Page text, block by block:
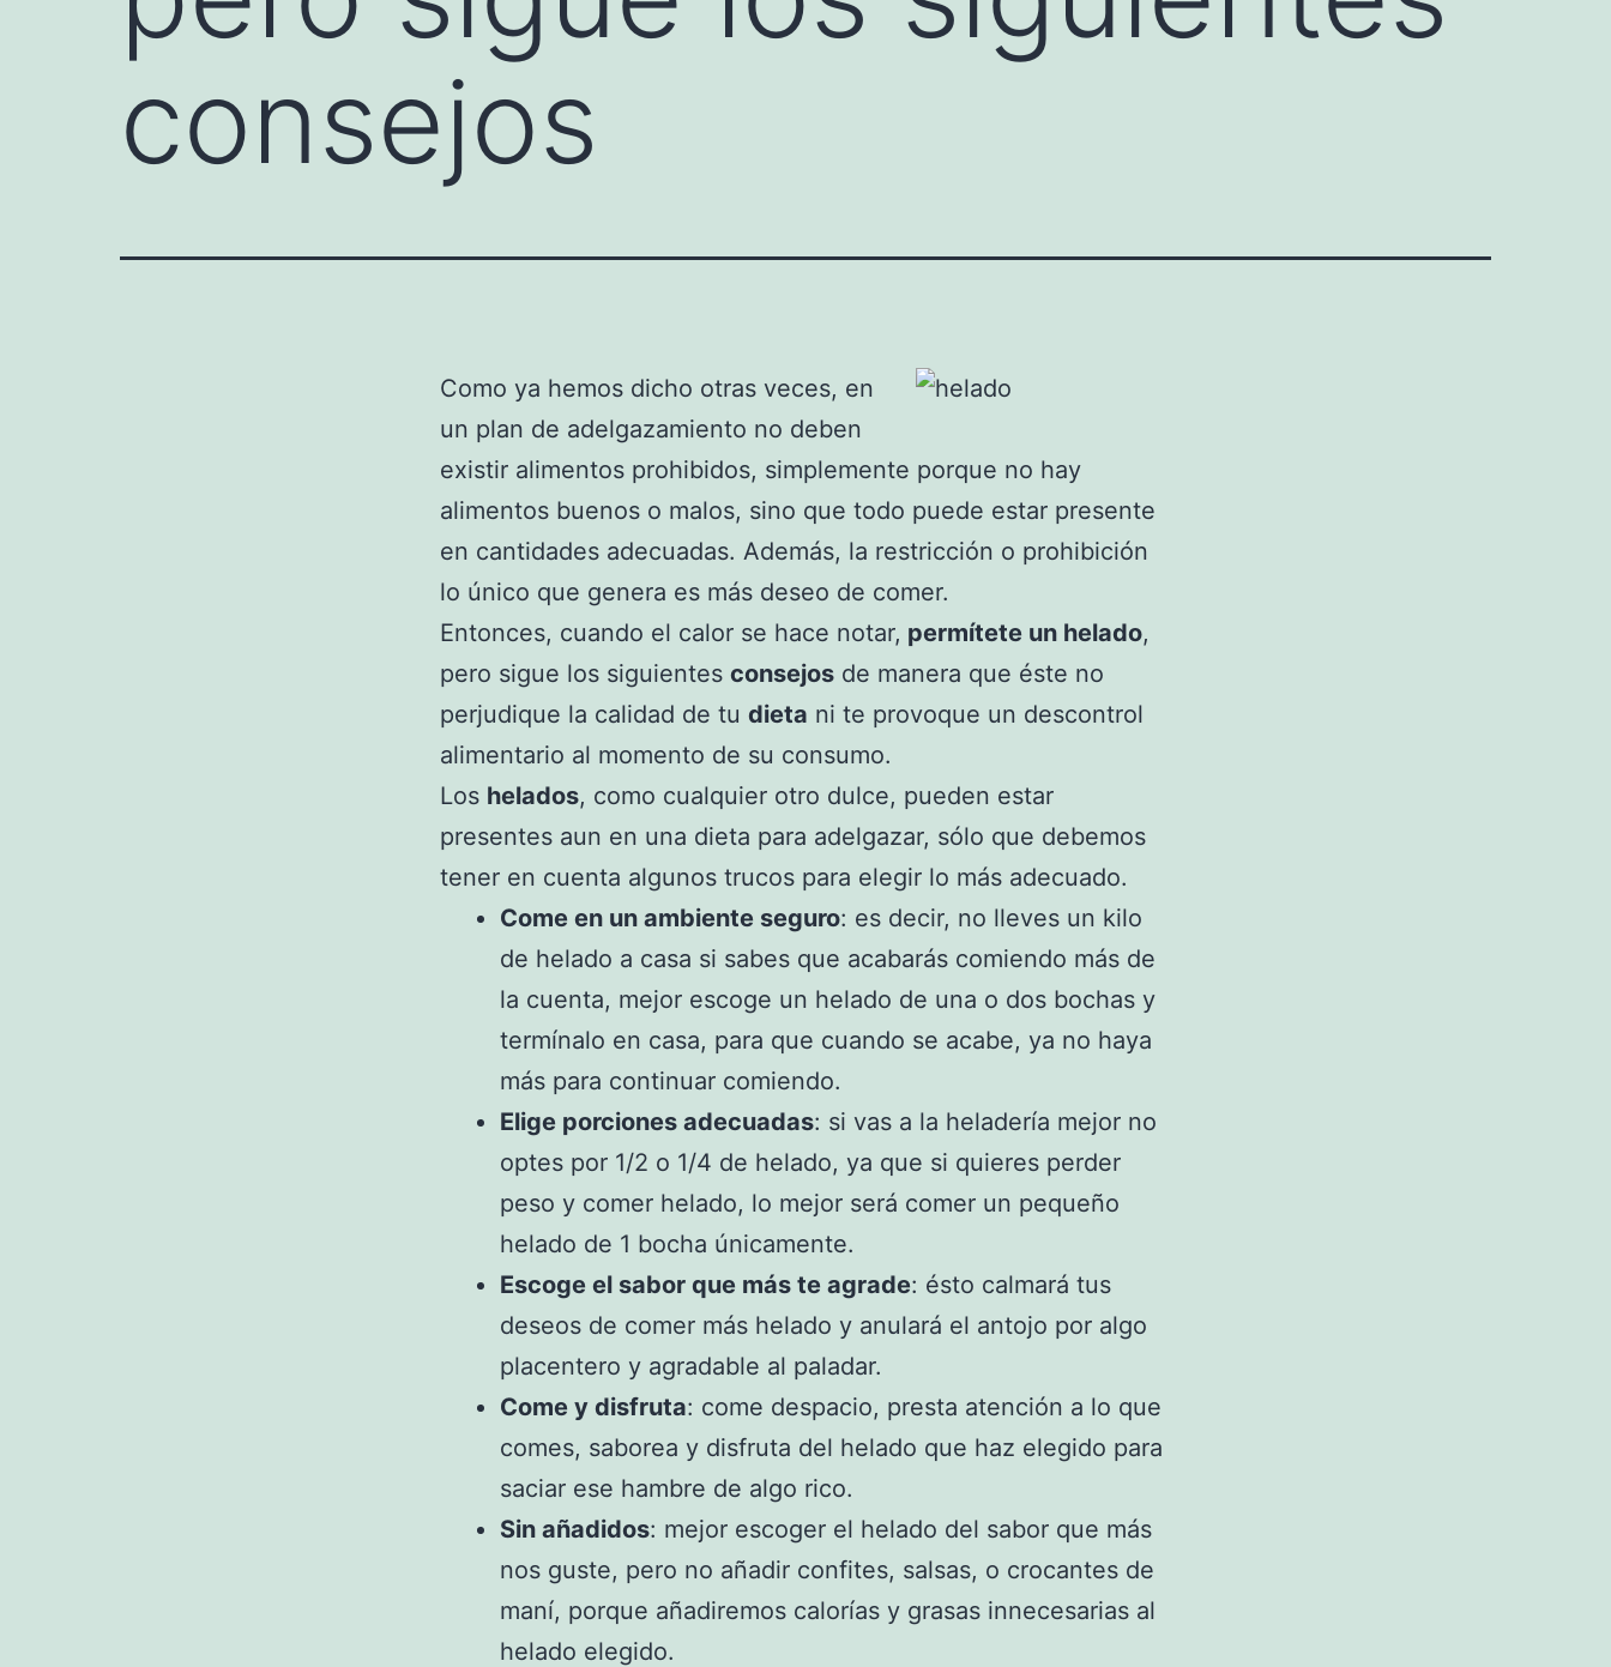
consejos
Como ya hemos dicho otras veces, en
un plan de adelgazamiento no deben
existir alimentos prohibidos, simplemente porque no hay
alimentos buenos o malos, sino que todo puede estar presente
en cantidades adecuadas. Además, la restricción o prohibición
lo único que genera es más deseo de comer.
Entonces, cuando el calor se hace notar, permítete un helado,
pero sigue los siguientes consejos de manera que éste no
perjudique la calidad de tu dieta ni te provoque un descontrol
alimentario al momento de su consumo.
Los helados, como cualquier otro dulce, pueden estar
presentes aun en una dieta para adelgazar, sólo que debemos
tener en cuenta algunos trucos para elegir lo más adecuado.
Come en un ambiente seguro: es decir, no lleves un kilo
de helado a casa si sabes que acabarás comiendo más de
la cuenta, mejor escoge un helado de una o dos bochas y
termínalo en casa, para que cuando se acabe, ya no haya
más para continuar comiendo.
Elige porciones adecuadas: si vas a la heladería mejor no
optes por 1/2 o 1/4 de helado, ya que si quieres perder
peso y comer helado, lo mejor será comer un pequeño
helado de 1 bocha únicamente.
Escoge el sabor que más te agrade: ésto calmará tus
deseos de comer más helado y anulará el antojo por algo
placentero y agradable al paladar.
Come y disfruta: come despacio, presta atención a lo que
comes, saborea y disfruta del helado que haz elegido para
saciar ese hambre de algo rico.
Sin añadidos: mejor escoger el helado del sabor que más
nos guste, pero no añadir confites, salsas, o crocantes de
maní, porque añadiremos calorías y grasas innecesarias al
helado elegido.